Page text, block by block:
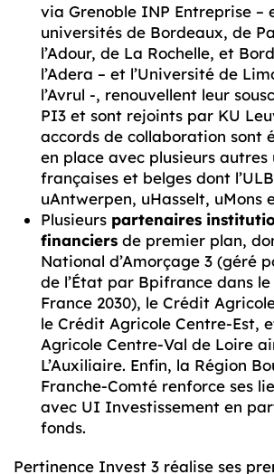
via Grenoble INP Entreprise –
universités de Bordeaux, de
l’Adour, de La Rochelle, et
l’Adera – et l’Université de
l’Avrul -, renouvellent leur
PI3 et sont rejoints par KU
accords de collaboration sont
en place avec plusieurs autres
françaises et belges dont
uAntwerpen, uHasselt, uMons
Plusieurs partenaires
financiers de premier plan,
National d’Amorçage 3 (géré
de l’État par Bpifrance dans
France 2030), le Crédit
le Crédit Agricole Centre-Est,
Agricole Centre-Val de Loire
L’Auxiliaire. Enfin, la Région
Franche-Comté renforce ses
avec UI Investissement en
fonds.
Pertinence Invest 3 réalise ses